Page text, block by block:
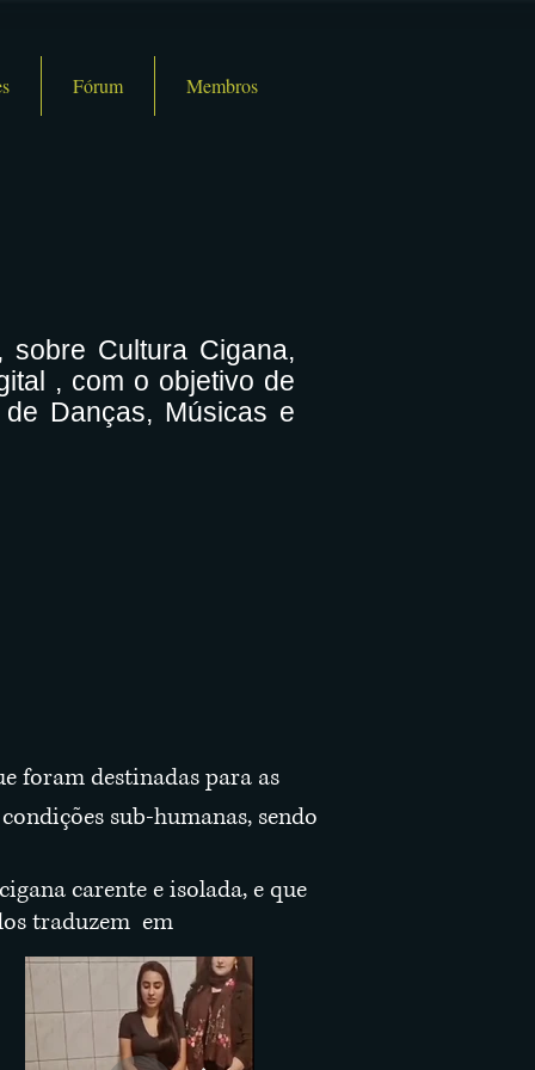
Fórum Membros
Cultura Cigana,
, com o objetivo de
Danças, Músicas e
foram destinadas para as
sub-humanas, sendo
carente e isolada, e que
traduzem em